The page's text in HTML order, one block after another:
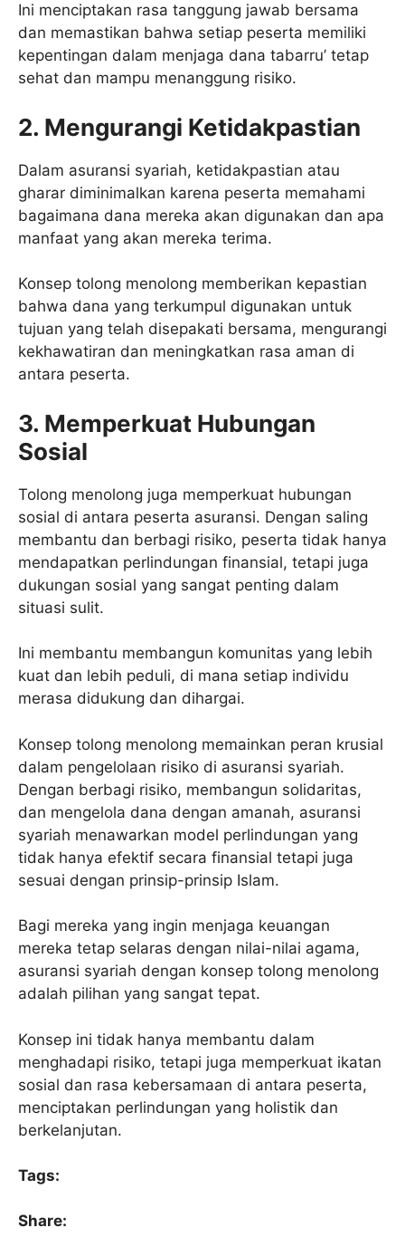
Ini menciptakan rasa tanggung jawab bersama
dan memastikan bahwa setiap peserta memiliki
kepentingan dalam menjaga dana tabarru’ tetap
sehat dan mampu menanggung risiko.
2. Mengurangi Ketidakpastian
Dalam asuransi syariah, ketidakpastian atau
gharar diminimalkan karena peserta memahami
bagaimana dana mereka akan digunakan dan apa
manfaat yang akan mereka terima.
Konsep tolong menolong memberikan kepastian
bahwa dana yang terkumpul digunakan untuk
tujuan yang telah disepakati bersama, mengurangi
kekhawatiran dan meningkatkan rasa aman di
antara peserta.
3. Memperkuat Hubungan
Sosial
Tolong menolong juga memperkuat hubungan
sosial di antara peserta asuransi. Dengan saling
membantu dan berbagi risiko, peserta tidak hanya
mendapatkan perlindungan finansial, tetapi juga
dukungan sosial yang sangat penting dalam
situasi sulit.
Ini membantu membangun komunitas yang lebih
kuat dan lebih peduli, di mana setiap individu
merasa didukung dan dihargai.
Konsep tolong menolong memainkan peran krusial
dalam pengelolaan risiko di asuransi syariah.
Dengan berbagi risiko, membangun solidaritas,
dan mengelola dana dengan amanah, asuransi
syariah menawarkan model perlindungan yang
tidak hanya efektif secara finansial tetapi juga
sesuai dengan prinsip-prinsip Islam.
Bagi mereka yang ingin menjaga keuangan
mereka tetap selaras dengan nilai-nilai agama,
asuransi syariah dengan konsep tolong menolong
adalah pilihan yang sangat tepat.
Konsep ini tidak hanya membantu dalam
menghadapi risiko, tetapi juga memperkuat ikatan
sosial dan rasa kebersamaan di antara peserta,
menciptakan perlindungan yang holistik dan
berkelanjutan.
Tags:
Share: